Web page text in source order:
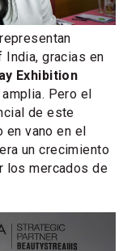
gracias en
Exhibition
Pero el
de este
vano en el
un crecimiento
los mercados de